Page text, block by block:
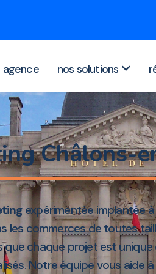
agence nos solutions
Châlons-
expérimentée implantée
les commerces de toutes
chaque projet est
Notre équipe vous